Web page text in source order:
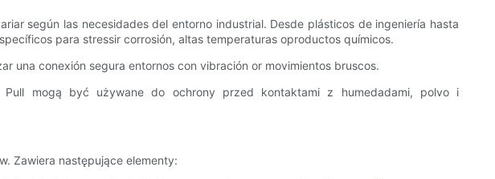
según las necesidades del entorno industrial. Desde plásticos de ingeniería hasta
para stressir corrosión, altas temperaturas oproductos químicos.
una conexión segura entornos con vibración or movimientos bruscos.
mogą być używane do ochrony przed kontaktami z humedadami, polvo i
Zawiera następujące elementy: